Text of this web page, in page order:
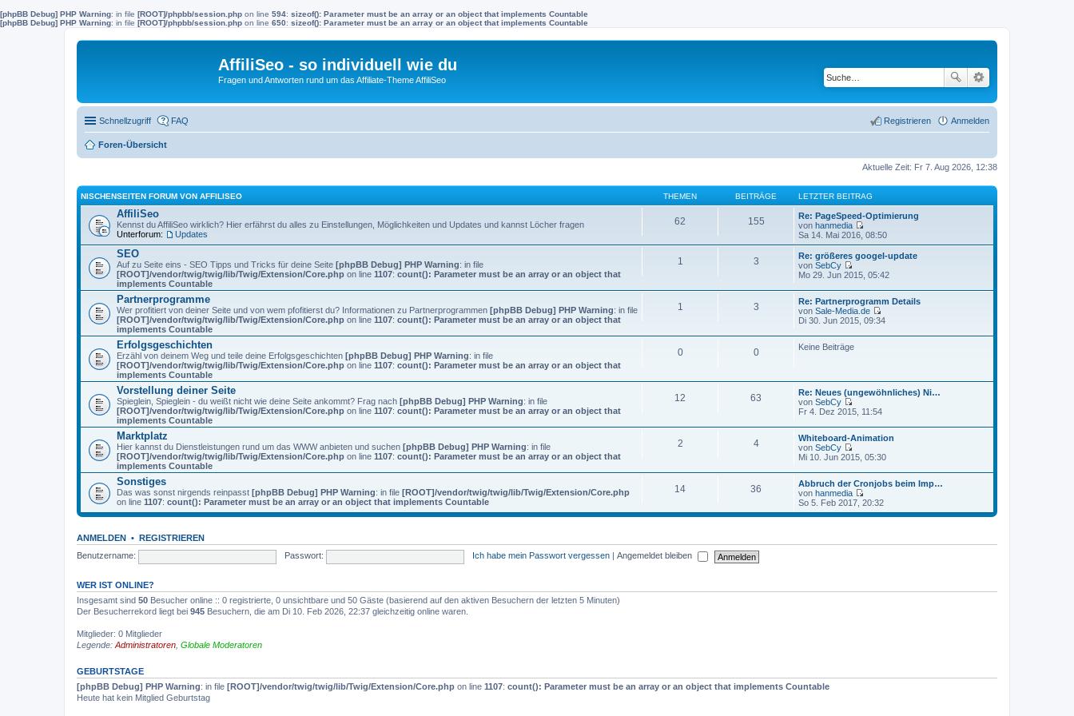
[phpBB Debug] PHP Warning: in file [ROOT]/phpbb/session.php on line 594: sizeof(): Parameter must be an array or an object that implements Countable
[phpBB Debug] PHP Warning: in file [ROOT]/phpbb/session.php on line 650: sizeof(): Parameter must be an array or an object that implements Countable
AffiliSeo - so individuell wie du
Fragen und Antworten rund um das Affiliate-Theme AffiliSeo
Schnellzugriff FAQ Anmelden
Registrieren
Foren-Übersicht
Aktuelle Zeit: Fr 7. Aug 2026, 12:38
NISCHENSEITEN FORUM VON AFFILISEO THEMEN BEITRÄGE LETZTER BEITRAG
AffiliSeo
Kennst du AffiliSeo wirklich? Hier erfährst du alles zu Einstellungen, Möglichkeiten und Updates und kannst Löcher fragen
Unterforum:
Updates
62 155
Re: PageSpeed-Optimierung
von hanmedia
N
e
u
e
s
t
e
r
B
e
t
Sa 14. Mai 2016, 08:50
SEO
Auf zu Seite eins - SEO Tipps und Tricks für deine Seite [phpBB Debug] PHP Warning: in file
[ROOT]/vendor/twig/twig/lib/Twig/Extension/Core.php on line 1107: count(): Parameter must be an array or an object that
implements Countable
1 3
Re: größeres googel-update
von SebCy
N
u
e
s
t
B
a
g
Mo 29. Jun 2015, 05:42
Partnerprogramme
Wer profitiert von deiner Seite und von wem pfofitierst du? Informationen zu Partnerprogrammen [phpBB Debug] PHP Warning: in file
[ROOT]/vendor/twig/twig/lib/Twig/Extension/Core.php on line 1107: count(): Parameter must be an array or an object that
implements Countable
1 3
Re: Partnerprogramm Details
von Sale-Media.de
N
u
B
i
r
a
g
Di 30. Jun 2015, 09:34
Erfolgsgeschichten
Erzähl von deinem Weg und teile deine Erfolgsgeschichten [phpBB Debug] PHP Warning: in file
[ROOT]/vendor/twig/twig/lib/Twig/Extension/Core.php on line 1107: count(): Parameter must be an array or an object that
implements Countable
0 0 Keine Beiträge
Vorstellung deiner Seite
Spieglein, Spieglein - du weißt nicht wie deine Seite ankommt? Frag nach [phpBB Debug] PHP Warning: in file
[ROOT]/vendor/twig/twig/lib/Twig/Extension/Core.php on line 1107: count(): Parameter must be an array or an object that
implements Countable
12 63
Re: Neues (ungewöhnliches) Ni…
von SebCy
N
u
e
t
B
e
t
g
Fr 4. Dez 2015, 11:54
Marktplatz
Hier kannst du Dienstleistungen rund um das WWW anbieten und suchen [phpBB Debug] PHP Warning: in file
[ROOT]/vendor/twig/twig/lib/Twig/Extension/Core.php on line 1107: count(): Parameter must be an array or an object that
implements Countable
2 4
Whiteboard-Animation
von SebCy
N
u
e
t
e
g
Mi 10. Jun 2015, 05:30
Sonstiges
Das was sonst nirgends reinpasst [phpBB Debug] PHP Warning: in file [ROOT]/vendor/twig/twig/lib/Twig/Extension/Core.php
on line 1107: count(): Parameter must be an array or an object that implements Countable
14 36
Abbruch der Cronjobs beim Imp…
von hanmedia
N
e
u
So 5. Feb 2017, 20:32
ANMELDEN • REGISTRIEREN
Benutzername:
Passwort: Ich habe mein Passwort vergessen Angemeldet bleiben
WER IST ONLINE?
Insgesamt sind 50 Besucher online :: 0 registrierte, 0 unsichtbare und 50 Gäste (basierend auf den aktiven Besuchern der letzten 5 Minuten)
Der Besucherrekord liegt bei 945 Besuchern, die am Di 10. Feb 2026, 22:37 gleichzeitig online waren.
Mitglieder: 0 Mitglieder
Legende: Administratoren Globale Moderatoren
GEBURTSTAGE
[phpBB Debug] PHP Warning: in file [ROOT]/vendor/twig/twig/lib/Twig/Extension/Core.php on line 1107: count(): Parameter must be an array or an object that implements Countable
Heute hat kein Mitglied Geburtstag